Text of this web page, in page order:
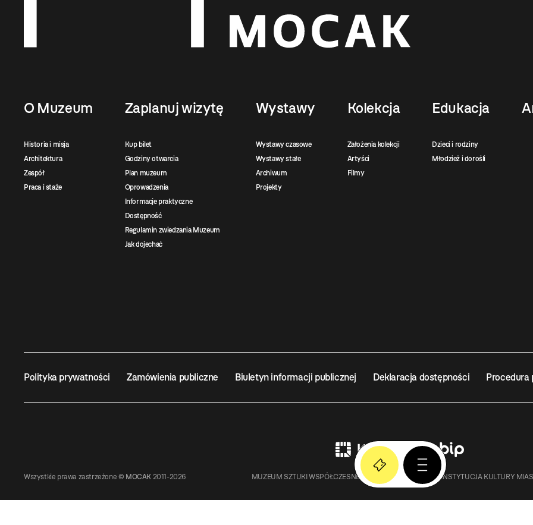
O Muzeum
Historia i misja
Architektura
Zespół
Praca i staże
Zaplanuj wizytę
Kup bilet
Godziny otwarcia
Plan muzeum
Oprowadzenia
Informacje praktyczne
Dostępność
Regulamin zwiedzania Muzeum
Jak dojechać
Wystawy
Wystawy czasowe
Wystawy stałe
Archiwum
Projekty
Kolekcja
Założenia kolekcji
Artyści
Filmy
Edukacja
Dzieci i rodziny
Młodzież i dorośli
Polityka prywatności Zamówienia publiczne Biuletyn informacji publicznej Deklaracja dostępności Procedura
Wszystkie prawa zastrzeżone © MOCAK 2011-2026 MUZEUM SZTUKI WSPÓŁCZESNEJ W KRAKOWIE MOCAK – INSTYTUCJA KULTURY